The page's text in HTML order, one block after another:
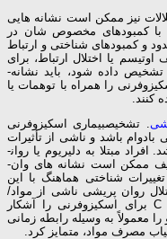
نیز ممکن است نشانه ­هایی
با کمبودهای مخصوص­ شان در
و کمبودهای شناختی و ارتباط
یا اختلال ارتباط، برای
تشخیص داده شود، باید نشانه­
را همراه با توهمات یا
. تشخیصبیماری اسکیزوفرنی
باشد و ناشی از تأثیرات
مبتلا به دلیریوم یا روان­
ممکن است نشانه ­های وان­
شناختی هماهنگ با این
روان ­پریشی ناشی از مواد/
دارو ممکن است نشانه­ های مخصوص ملاک C برای اسکیزوفرنی را آشکار
را معمولاً به وسیله رابطه زمانی
مصرف مواد، متمایز کرد.